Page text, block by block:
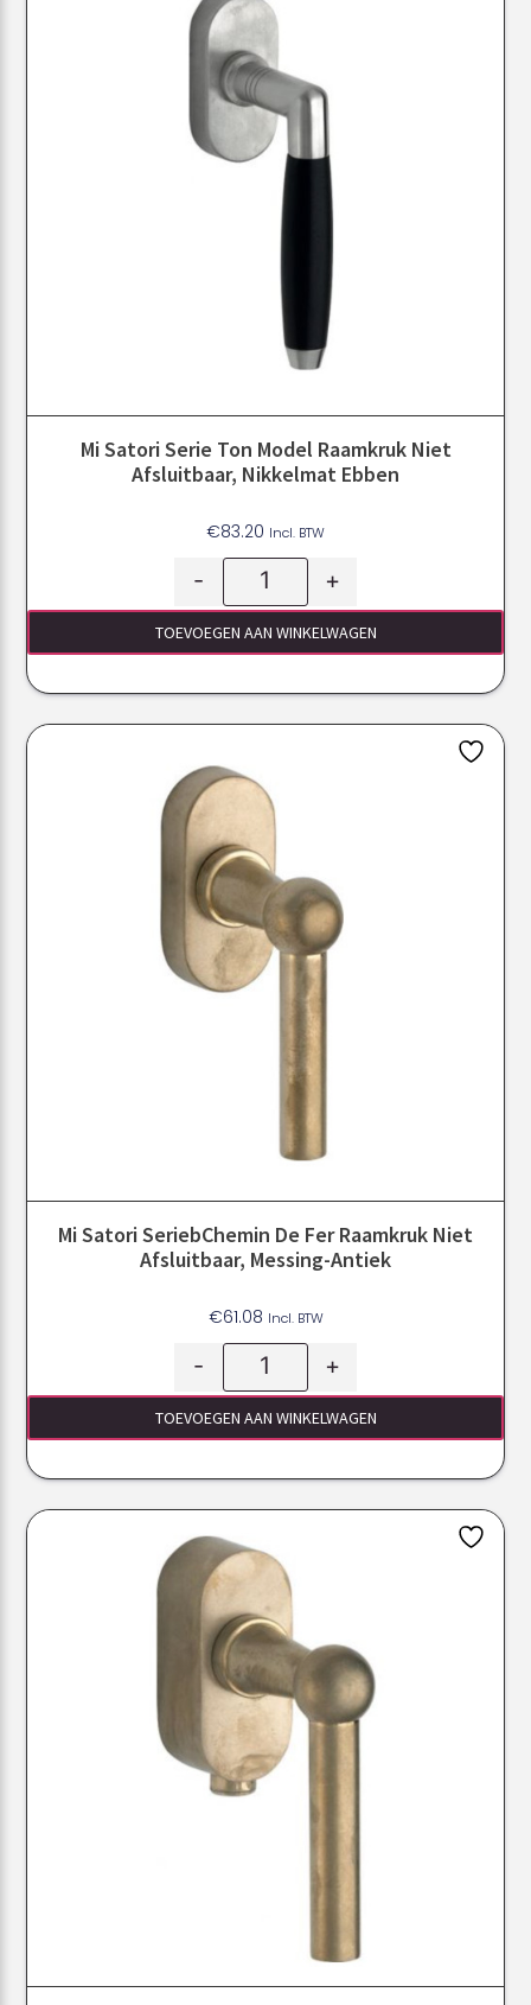
Mi Satori Serie Ton Model Raamkruk Niet
Afsluitbaar, Nikkelmat Ebben
€83.20 Incl. BTW
- +
TOEVOEGEN AAN WINKELWAGEN
Mi Satori SeriebChemin De Fer Raamkruk Niet
Afsluitbaar, Messing-Antiek
€61.08 Incl. BTW
- +
TOEVOEGEN AAN WINKELWAGEN